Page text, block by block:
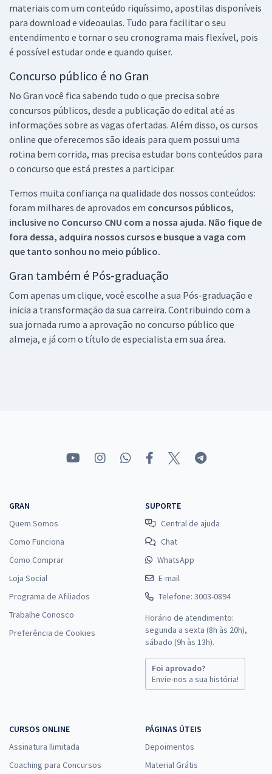
materiais com um conteúdo riquíssimo, apostilas disponíveis
para download e videoaulas. Tudo para facilitar o seu
entendimento e tornar o seu cronograma mais flexível, pois
é possível estudar onde e quando quiser.
Concurso público é no Gran
No Gran você fica sabendo tudo o que precisa sobre
concursos públicos, desde a publicação do edital até as
informações sobre as vagas ofertadas. Além disso, os cursos
online que oferecemos são ideais para quem possui uma
rotina bem corrida, mas precisa estudar bons conteúdos para
o concurso que está prestes a participar.
Temos muita confiança na qualidade dos nossos conteúdos:
foram milhares de aprovados em concursos públicos,
inclusive no Concurso CNU com a nossa ajuda. Não fique de
fora dessa, adquira nossos cursos e busque a vaga com
que tanto sonhou no meio público.
Gran também é Pós-graduação
Com apenas um clique, você escolhe a sua Pós-graduação e
inicia a transformação da sua carreira. Contribuindo com a
sua jornada rumo a aprovação no concurso público que
almeja, e já com o título de especialista em sua área.
GRAN
Quem Somos
Como Funciona
Como Comprar
Loja Social
Programa de Afiliados
Trabalhe Conosco
Preferência de Cookies
SUPORTE
Central de ajuda
Chat
WhatsApp
E-mail
Telefone: 3003-0894
Horário de atendimento:
segunda a sexta (8h às 20h),
sábado (9h às 13h).
Foi aprovado?
Envie-nos a sua história!
CURSOS ONLINE
Assinatura Ilimitada
Coaching para Concursos
PÁGINAS ÚTEIS
Depoimentos
Material Grátis